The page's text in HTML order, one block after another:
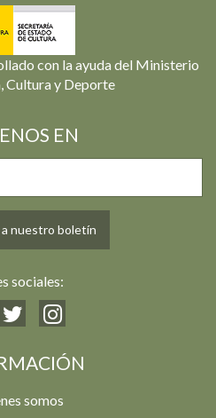
con la ayuda del Ministerio
Cultura y Deporte
EN
nuestro boletín
sociales:
somos